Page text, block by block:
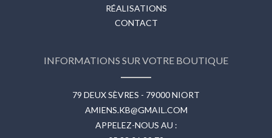
RÉALISATIONS
CONTACT
INFORMATIONS SUR VOTRE BOUTIQUE
79 DEUX SÈVRES - 79000 NIORT
AMIENS.KB@GMAIL.COM
APPELEZ-NOUS AU :